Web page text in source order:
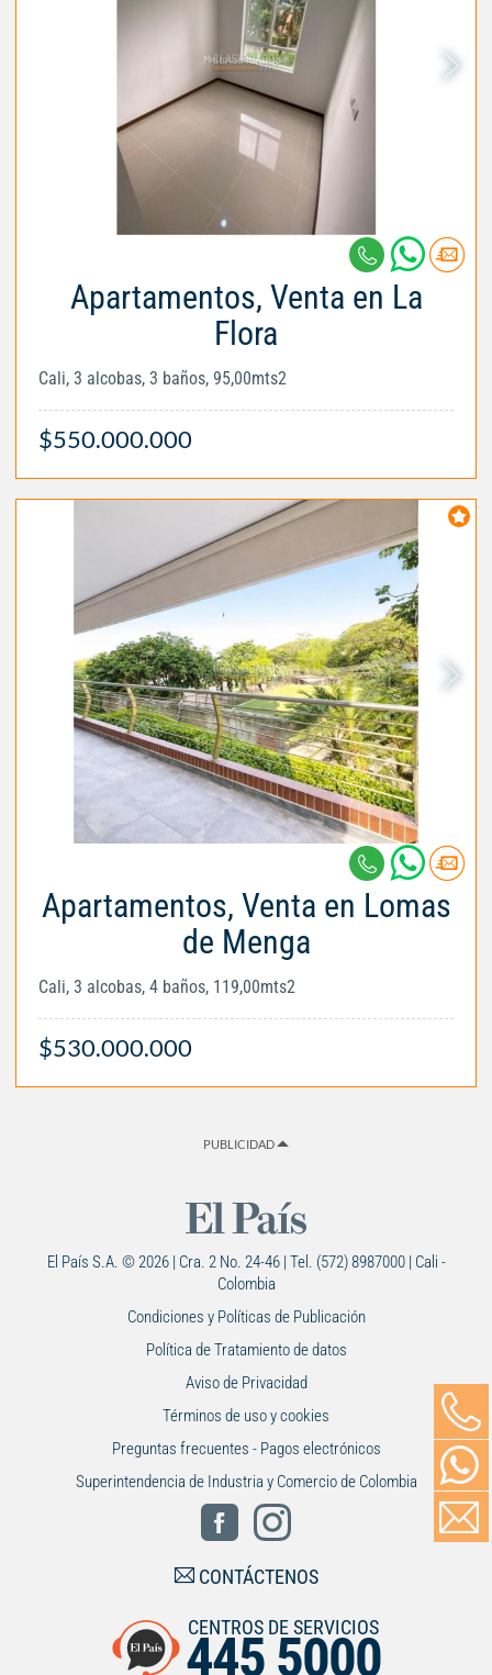
Apartamentos, Venta en La
Flora
Cali, 3 alcobas, 3 baños, 95,00mts2
$550.000.000
Apartamentos, Venta en Lomas
de Menga
Cali, 3 alcobas, 4 baños, 119,00mts2
$530.000.000
PUBLICIDAD
El País S.A. © 2026 | Cra. 2 No. 24-46 | Tel. (572) 8987000 | Cali -
Colombia
Condiciones y Políticas de Publicación
Política de Tratamiento de datos
Aviso de Privacidad
Términos de uso y cookies
Preguntas frecuentes - Pagos electrónicos
Superintendencia de Industria y Comercio de Colombia
CONTÁCTENOS
CENTROS DE SERVICIOS
445 5000